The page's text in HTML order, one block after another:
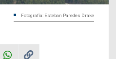
Fotografía: Esteban Paredes Drake